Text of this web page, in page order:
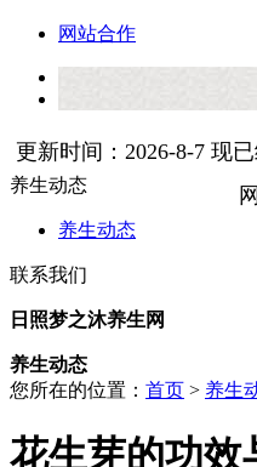
网站合作
更新时间：2026-8-7 现
养生动态
养生动态
联系我们
日照梦之沐养生网
养生动态
您所在的位置： 首页 > 养生
花生芽的功效